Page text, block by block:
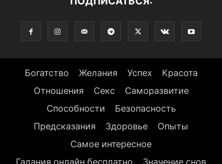
Богатство Желания Успех
Красота
Отношения
Секс
Саморазвитие
Способности
Безопасность
Предсказания
Здоровье
Опыты
Самое интересное
Гадания онлайн бесплатно
Значение снов